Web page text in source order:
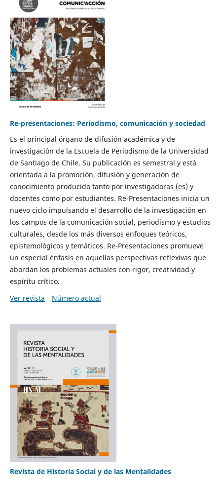
Re-presentaciones: Periodismo, comunicación y sociedad
Es el principal órgano de difusión académica y de
investigación de la Escuela de Periodismo de la Universidad
de Santiago de Chile. Su publicación es semestral y está
orientada a la promoción, difusión y generación de
conocimiento producido tanto por investigadoras (es) y
docentes como por estudiantes. Re-Presentaciones inicia un
nuevo ciclo impulsando el desarrollo de la investigación en
los campos de la comunicación social, periodismo y estudios
culturales, desde los más diversos enfoques teóricos,
epistemológicos y temáticos. Re-Presentaciones promueve
un especial énfasis en aquellas perspectivas reflexivas que
abordan los problemas actuales con rigor, creatividad y
espíritu crítico.
Ver revista
Número actual
Revista de Historia Social y de las Mentalidades